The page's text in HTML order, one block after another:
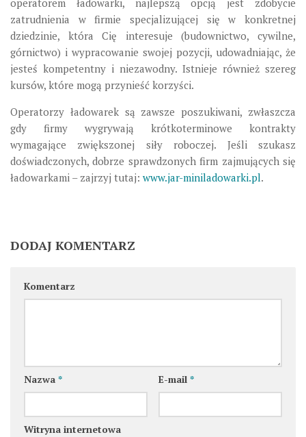
operatorem ładowarki, najlepszą opcją jest zdobycie
zatrudnienia w firmie specjalizującej się w konkretnej
dziedzinie, która Cię interesuje (budownictwo, cywilne,
górnictwo) i wypracowanie swojej pozycji, udowadniając, że
jesteś kompetentny i niezawodny. Istnieje również szereg
kursów, które mogą przynieść korzyści.
Operatorzy ładowarek są zawsze poszukiwani, zwłaszcza
gdy firmy wygrywają krótkoterminowe kontrakty
wymagające zwiększonej siły roboczej. Jeśli szukasz
doświadczonych, dobrze sprawdzonychfirm zajmujących się
ładowarkami – zajrzyj tutaj: www.jar-miniladowarki.pl.
DODAJ KOMENTARZ
Komentarz
Nazwa * E-mail *
Witryna internetowa